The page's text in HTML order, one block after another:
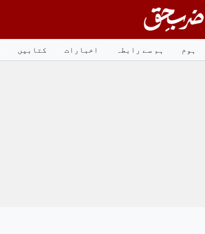
to
content
ہوم
ہم سے رابطہ اخبارات کتابیں